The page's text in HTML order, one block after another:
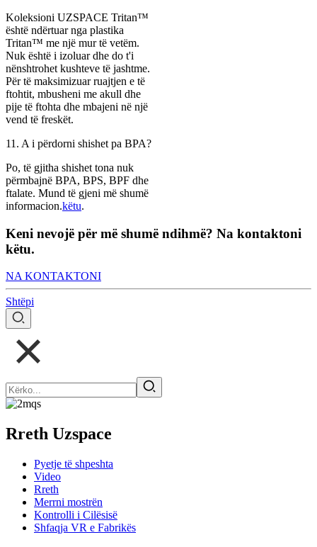
Koleksioni UZSPACE Tritan™
është ndërtuar nga plastika
Tritan™ me një mur të vetëm.
Nuk është i izoluar dhe do t'i
nënshtrohet kushteve të jashtme.
Për të maksimizuar ruajtjen e të
ftohtit, mbusheni me akull dhe
pije të ftohta dhe mbajeni në një
vend të freskët.
11. A i përdorni shishet pa BPA?
Po, të gjitha shishet tona nuk
përmbajnë BPA, BPS, BPF dhe
ftalate. Mund të gjeni më shumë
informacion.këtu.
Keni nevojë për më shumë ndihmë? Na kontaktoni
këtu.
NA KONTAKTONI
Shtëpi
Rreth Uzspace
Pyetje të shpeshta
Video
Rreth
Merrni mostrën
Kontrolli i Cilësisë
Shfaqja VR e Fabrikës